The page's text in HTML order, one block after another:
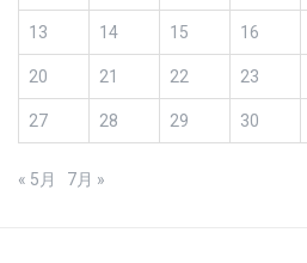
13 14 15 16
20 21 22 23
27 28 29 30
« 5月 7月 »